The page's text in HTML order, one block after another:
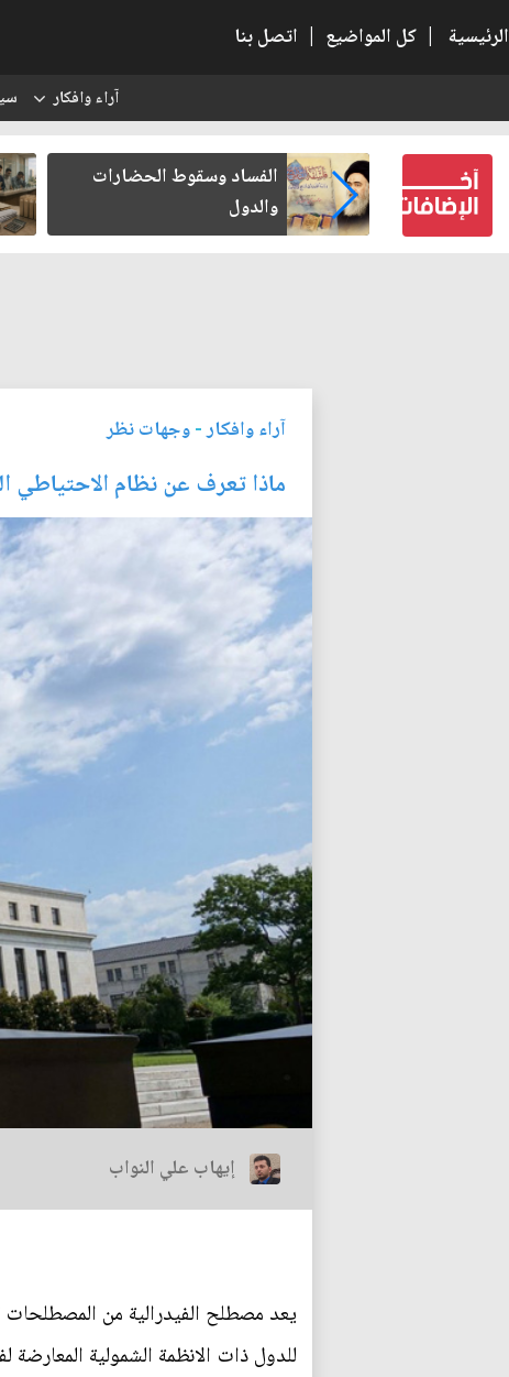
الرئيسية | كل المواضيع | اتصل بنا
آراء وافكار
كتب لنفسه
الفساد وسقوط الحضارات
والدول
آراء وافكار-وجهات نظر
ماذا تعرف عن نظام الاحتياطي
إيهاب علي النواب
يعد مصطلح الفيدرالية من المصطلحات
للدول ذات الانظمة الشمولية